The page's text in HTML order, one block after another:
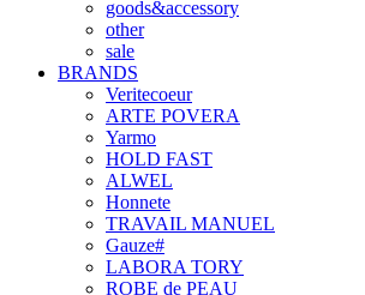
goods&accessory
other
sale
BRANDS
Veritecoeur
ARTE POVERA
Yarmo
HOLD FAST
ALWEL
Honnete
TRAVAIL MANUEL
Gauze#
LABORA TORY
ROBE de PEAU